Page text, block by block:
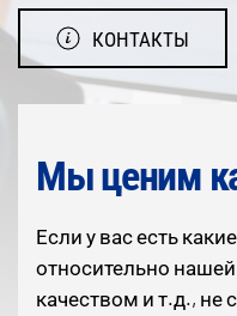
КОНТАКТЫ
Мы ценим
Если у вас есть
относительно
качеством и т.д., не